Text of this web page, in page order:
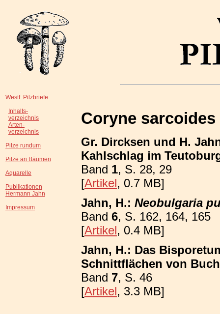
Westf. Pilzbriefe
Inhalts-
verzeichnis
Arten-
verzeichnis
Pilze rundum
Pilze an Bäumen
Aquarelle
Publikationen
Hermann Jahn
Impressum
Coryne sarcoides
Gr. Dircksen und H.
Kahlschlag im
Band 1, S. 28, 29
[Artikel, 0.7 MB]
Jahn, H.: Neobulgaria
Band 6, S. 162, 164, 165
[Artikel, 0.4 MB]
Jahn, H.: Das
Schnittflächen von
Band 7, S. 46
[Artikel, 3.3 MB]